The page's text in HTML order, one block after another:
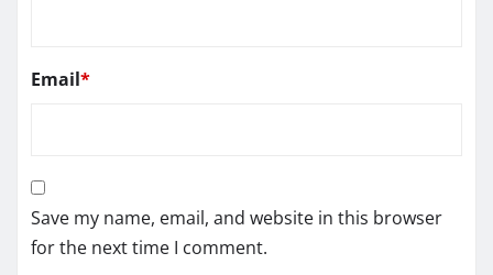
Email*
Save my name, email, and website in this browser
for the next time I comment.